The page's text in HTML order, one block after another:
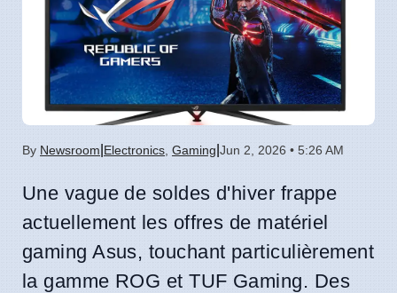
By Newsroom Electronics Gaming Jun 2, 2026 • 5:26 AM
Une vague de soldes d'hiver frappe
actuellement les offres de matériel
gaming Asus, touchant particulièrement
la gamme ROG et TUF Gaming. Des